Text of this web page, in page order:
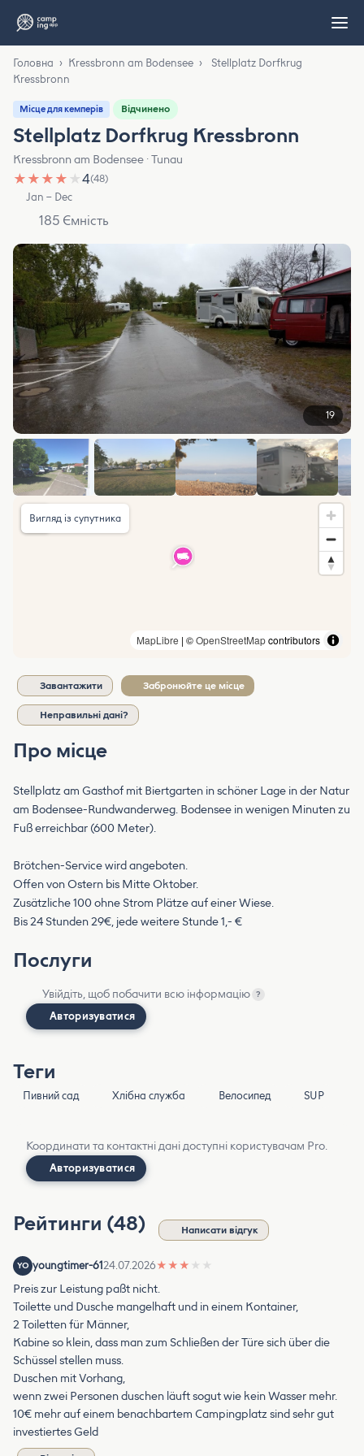
Головна › Kressbronn am Bodensee ›
Stellplatz Dorfkrug
Kressbronn
Місце для кемперів Відчинено
Stellplatz Dorfkrug Kressbronn
Kressbronn am Bodensee · Tunau
★ ★ ★ ★ ★4(48)
Jan – Dec
185 Ємність
19
MapLibre | ©OpenStreetMapcontributors
Вигляд із супутника
Завантажити Забронюйте це місце
Неправильні дані?
Про місце
Stellplatz am Gasthof mit Biertgarten in schöner Lage in der Natur
am Bodensee-Rundwanderweg. Bodensee in wenigen Minuten zu
Fuß erreichbar (600 Meter).
Brötchen-Service wird angeboten.
Offen von Ostern bis Mitte Oktober.
Zusätzliche 100 ohne Strom Plätze auf einer Wiese.
Bis 24 Stunden 29€, jede weitere Stunde 1,- €
Послуги
Увійдіть, щоб побачити всю інформацію ?
Авторизуватися
Теги
Пивний сад Хлібна служба Велосипед SUP
Координати та контактні дані доступні користувачам Pro.
Авторизуватися
Рейтинги (48) Написати відгук
YO youngtimer-6124.07.2026★ ★ ★ ★ ★
Preis zur Leistung paßt nicht.
Toilette und Dusche mangelhaft und in einem Kontainer,
2 Toiletten für Männer,
Kabine so klein, dass man zum Schließen der Türe sich über die
Schüssel stellen muss.
Duschen mit Vorhang,
wenn zwei Personen duschen läuft sogut wie kein Wasser mehr.
10€ mehr auf einem benachbartem Campingplatz sind sehr gut
investiertes Geld